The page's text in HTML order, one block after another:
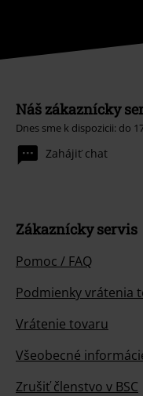
Náš zákaznícky
Dnes sme k dispozicii: do
Zahájiť chat
Zákaznícky servis
Pomoc / FAQ
Podmienky vrátenia
Vrátenie tovaru
Všeobecné
Zrušiť členstvo v BSC